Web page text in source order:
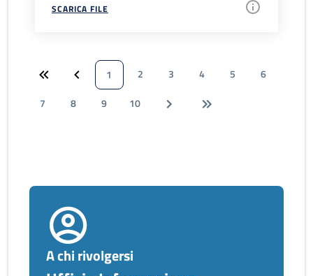
SCARICA FILE
1 2 3 4 5
6
7
8 9 10
A chi rivolgersi